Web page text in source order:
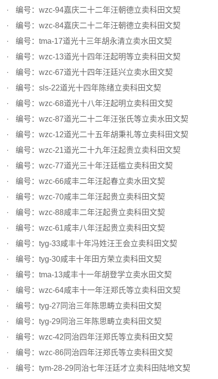
编号：wzc-94嘉庆二十二年汪朝德立卖科田文契
编号：wzc-84嘉庆二十二年汪朝德立卖科田文契
编号：tma-17道光十三年胡永清立卖水田文契
编号：wzc-13道光十四年汪起明等立卖科田文契
编号：wzc-67道光十四年汪廷兴立卖水田文契
编号：sls-22道光十四年陈绪立卖科田文契
编号：wzc-68道光十八年汪起明立卖科田文契
编号：wzc-87道光二十二年汪张氏等立卖水田文契
编号：wzc-12道光二十五年胡秉礼等立卖科田文契
编号：wzc-21道光二十九年汪起贵立卖科田文契
编号：wzc-77道光三十年汪廷槛立卖科田文契
编号：wzc-66咸丰二年汪起春立卖水田文契
编号：wzc-70咸丰二年汪起贵立卖科田文契
编号：wzc-88咸丰二年汪起贵立卖科田文契
编号：wzc-61咸丰八年汪起贵立卖科田文契
编号：tyg-33咸丰十年冯姓汪王会立卖科田文契
编号：tyg-30咸丰十年田方荣立卖科田文契
编号：tma-13咸丰十一年胡登学立卖水田文契
编号：wzc-64咸丰十一年汪郑氏等立卖科田文契
编号：tyg-27同治三年陈思畴立卖科田文契
编号：tyg-29同治三年陈思畴立卖科田文契
编号：wzc-42同治四年汪郑氏等立卖科田文契
编号：wzc-86同治四年汪郑氏等立卖科田文契
编号：tym-28-29同治七年汪廷才立卖科田陆地文契